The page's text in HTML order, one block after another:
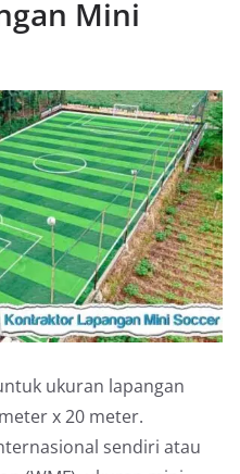
Mini
ukuran lapangan
x 20 meter.
sendiri atau